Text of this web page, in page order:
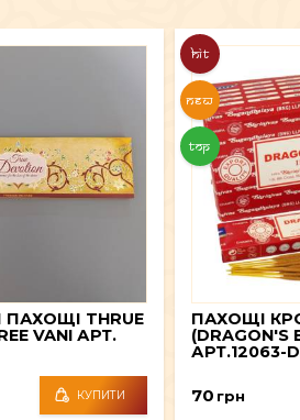
ЧАЙ ТА СПЕЦІЇ
ТЕКСТИЛЬ
ЧАШІ ТА ДЗВОНИ
THRUE
VANI АРТ.
КУПИТИ
HIT
NEW
TOP
ПАХОЩІ
(DRAGON'S
АРТ.12063-D
70 грн